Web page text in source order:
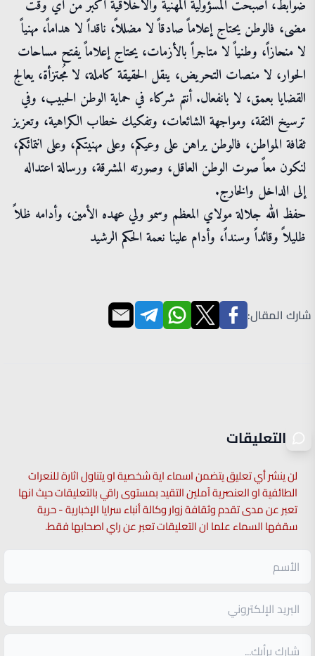
ضوابط، أصبحت المسؤولية المهنية والأخلاقية أكبر من أي وقت
مضى، فالوطن يحتاج إعلاماً صادقاً لا مضللاً، ناقداً لا هداماً، مهنياً
لا منحازاً، وطنياً لا متاجراً بالأزمات، يحتاج إعلاماً يفتح مساحات
الحوار، لا منصات التحريض، ينقل الحقيقة كاملة، لا مُجتزأة، يعالج
القضايا بعمق، لا بانفعال. أنتم شركاء في حماية الوطن الحبيب، وفي
ترسيخ الثقة، ومواجهة الشائعات، وتفكيك خطاب الكراهية، وتعزيز
ثقافة المواطن، فالوطن يراهن على وعيكم، وعلى مهنيتكم، وعلى انتمائكم،
لنكون معاً صوت الوطن العاقل، وصورته المشرقة، ورسالة اعتداله
إلى الداخل والخارج.
حفظ الله جلالة مولاي المعظم وسمو ولي عهده الأمين، وأدامه ظلاً
ظليلاً وقائداً وسنداً، وأدام علينا نعمة الحكم الرشيد
شارك المقال:
التعليقات
لن ينشر أي تعليق يتضمن اسماء اية شخصية او يتناول اثارة للنعرات
الطائفية او العنصرية آملين التقيد بمستوى راقي بالتعليقات حيث انها
تعبر عن مدى تقدم وثقافة زوار وكالة أنباء سرايا الإخبارية - حرية
سقفها السماء علما ان التعليقات تعبر عن راي اصحابها فقط.